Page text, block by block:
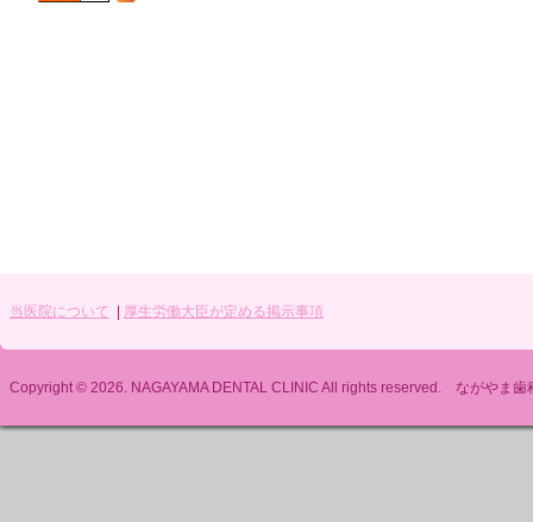
当医院について 厚生労働大臣が定める掲示事項
Copyright © 2026. NAGAYAMA DENTAL CLINIC All rights reserved. ながやま歯